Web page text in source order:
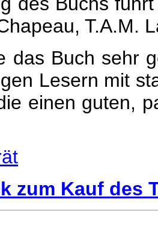
T.A.M.
das Buch sehr
Lesern mit
einen guten,
zum Kauf des